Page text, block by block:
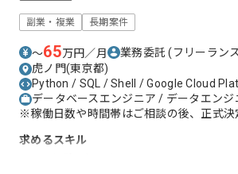
副業・複業 長期案件
〜65万円／月 業務委託(フリーラン
虎ノ門(東京都)
Python / SQL / Shell / Google Cloud
データベースエンジニア / データエンジ
※稼働日数や時間帯はご相談の後、正式決
求めるスキル